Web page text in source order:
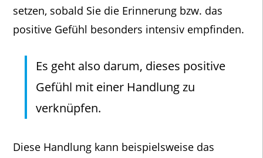
setzen, sobald Sie die Erinnerung bzw. das
positive Gefühl besonders intensiv empfinden.
Es geht also darum, dieses positive
Gefühl mit einer Handlung zu
verknüpfen.
Diese Handlung kann beispielsweise das